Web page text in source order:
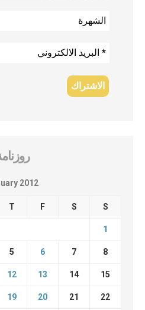
2012
T F S S
1
5 6 7 8
12 13 14 15
19 20 21 22